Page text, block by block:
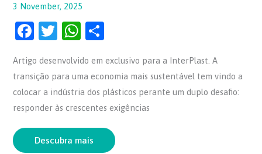
3 November, 2025
F
c
e
b
o
o
T
itt
er
W
at
s
A
p
p
ar
e
Artigo desenvolvido em exclusivo para a InterPlast. A
transição para uma economia mais sustentável tem vindo a
colocar a indústria dos plásticos perante um duplo desafio:
responder às crescentes exigências
Descubra mais